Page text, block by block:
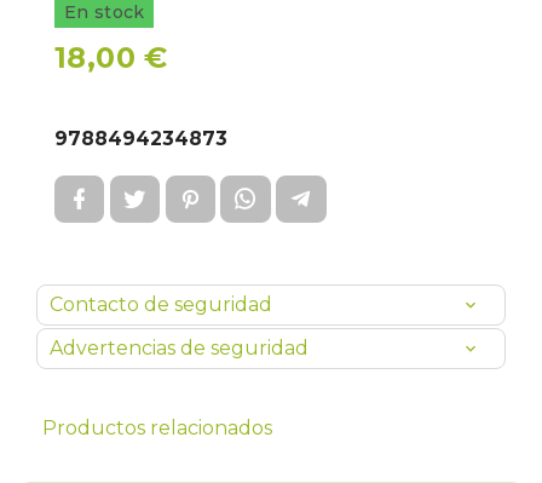
En stock
18,00 €
9788494234873
Contacto de seguridad
Advertencias de seguridad
Productos relacionados